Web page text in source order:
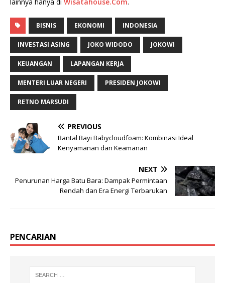
BISNIS EKONOMI INDONESIA
INVESTASI ASING JOKO WIDODO JOKOWI
KEUANGAN LAPANGAN KERJA
MENTERI LUAR NEGERI PRESIDEN JOKOWI
RETNO MARSUDI
PREVIOUS
Bantal Bayi Babycloudfoam: Kombinasi Ideal
Kenyamanan dan Keamanan
NEXT
Penurunan Harga Batu Bara: Dampak Permintaan
Rendah dan Era Energi Terbarukan
PENCARIAN